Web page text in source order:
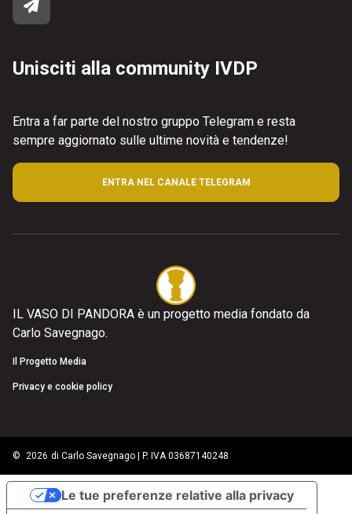
Unisciti alla community IVDP
Entra a far parte del nostro gruppo Telegram e resta
sempre aggiornato sulle ultime novità e tendenze!
ENTRA NEL CANALE TELEGRAM
IL VASO DI PANDORA è un progetto media fondato da
Carlo Savegnago.
Il Progetto Media
Privacy e cookie policy
© 2026 di Carlo Savegnago | P. IVA 03687140248
Le tue preferenze relative alla privacy